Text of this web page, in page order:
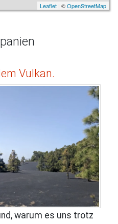
Leaflet | ©OpenStreetMap
Vulkan.
warum es uns trotz